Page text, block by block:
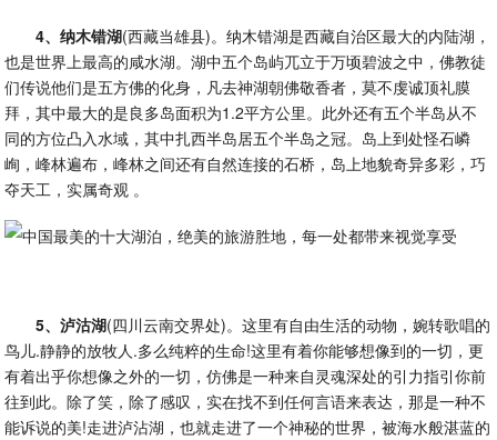
4、纳木错湖(西藏当雄县)。纳木错湖是西藏自治区最大的内陆湖，
也是世界上最高的咸水湖。湖中五个岛屿兀立于万顷碧波之中，佛教徒
们传说他们是五方佛的化身，凡去神湖朝佛敬香者，莫不虔诚顶礼膜
拜，其中最大的是良多岛面积为1.2平方公里。此外还有五个半岛从不
同的方位凸入水域，其中扎西半岛居五个半岛之冠。岛上到处怪石嶙
峋，峰林遍布，峰林之间还有自然连接的石桥，岛上地貌奇异多彩，巧
夺天工，实属奇观 。
5、泸沽湖(四川云南交界处)。这里有自由生活的动物，婉转歌唱的
鸟儿.静静的放牧人.多么纯粹的生命!这里有着你能够想像到的一切，更
有着出乎你想像之外的一切，仿佛是一种来自灵魂深处的引力指引你前
往到此。除了笑，除了感叹，实在找不到任何言语来表达，那是一种不
能诉说的美!走进泸沾湖，也就走进了一个神秘的世界，被海水般湛蓝的